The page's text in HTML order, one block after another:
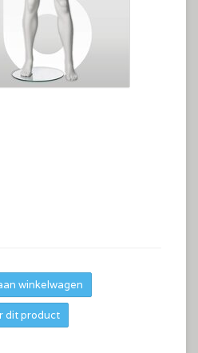
winkelwagen
dit product